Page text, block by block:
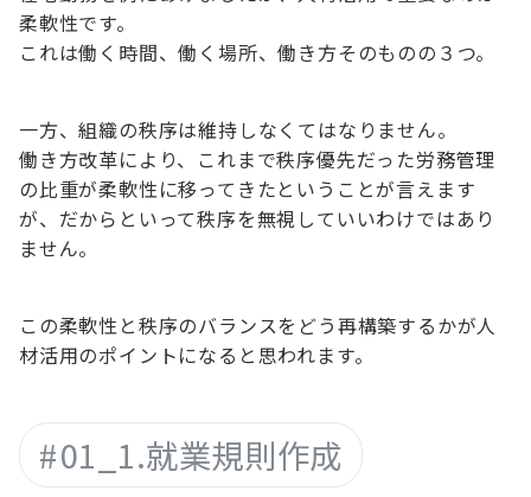
柔軟性です。
これは働く時間、働く場所、働き方そのものの３つ。
一方、組織の秩序は維持しなくてはなりません。
働き方改革により、これまで秩序優先だった労務管理
の比重が柔軟性に移ってきたということが言えます
が、だからといって秩序を無視していいわけではあり
ません。
この柔軟性と秩序のバランスをどう再構築するかが人
材活用のポイントになると思われます。
01_1.就業規則作成